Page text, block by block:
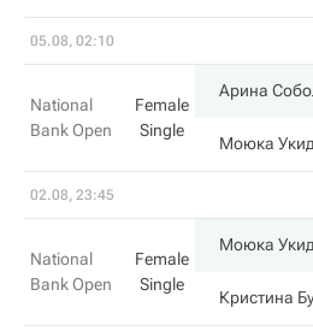
05.08, 02:10
National
Bank Open
Female
Single
Арина
Моюка
02.08, 23:45
National
Bank Open
Female
Single
Моюка
Кристина